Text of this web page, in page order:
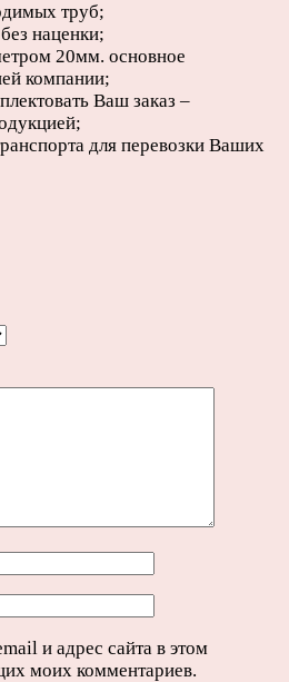
труб;
наценки;
20мм. основное
компании;
Ваш заказ –
для перевозки Ваших
и адрес сайта в этом
моих комментариев.